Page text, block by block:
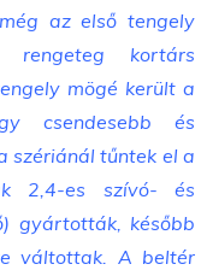
az első tengely
kortárs
mögé került a
csendesebb és
szériánál tűntek el a
2,4-es szívó- és
gyártották, később
váltottak. A beltér